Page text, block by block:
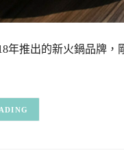
年推出的新火鍋品牌